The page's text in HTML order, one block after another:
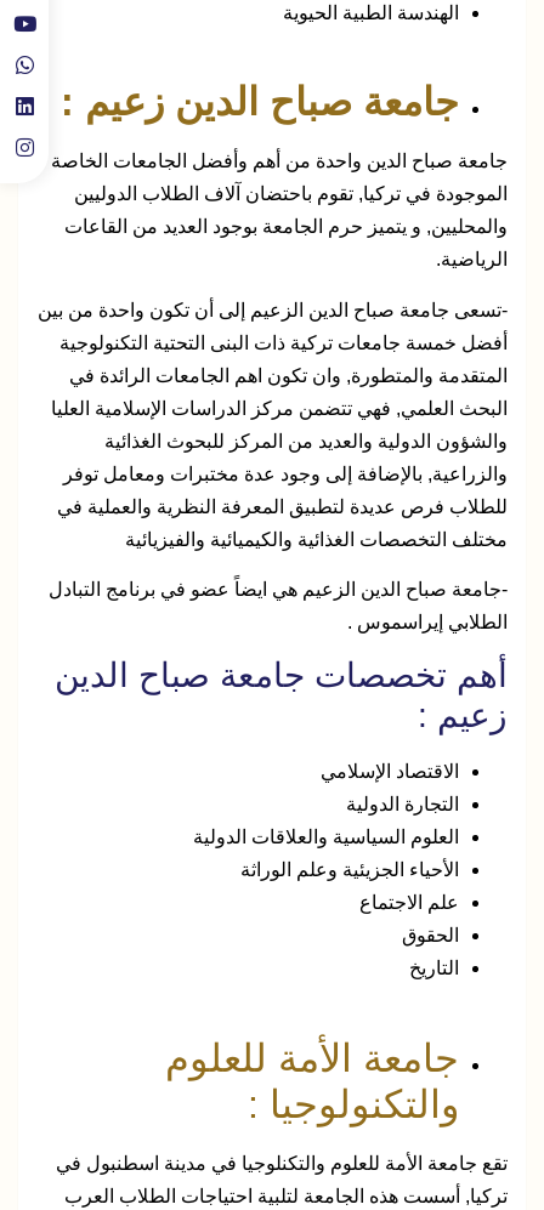
الهندسة الطبية الحيوية
جامعة صباح الدين زعيم :
جامعة صباح الدين واحدة من أهم وأفضل الجامعات الخاصة
الموجودة في تركيا, تقوم باحتضان آلاف الطلاب الدوليين
والمحليين, و يتميز حرم الجامعة بوجود العديد من القاعات
الرياضية.
-تسعى جامعة صباح الدين الزعيم إلى أن تكون واحدة من بين
أفضل خمسة جامعات تركية ذات البنى التحتية التكنولوجية
المتقدمة والمتطورة, وان تكون اهم الجامعات الرائدة في
البحث العلمي, فهي تتضمن مركز الدراسات الإسلامية العليا
والشؤون الدولية والعديد من المركز للبحوث الغذائية
والزراعية, بالإضافة إلى وجود عدة مختبرات ومعامل توفر
للطلاب فرص عديدة لتطبيق المعرفة النظرية والعملية في
مختلف التخصصات الغذائية والكيميائية والفيزيائية
-جامعة صباح الدين الزعيم هي ايضاً عضو في برنامج التبادل
الطلابي إيراسموس .
أهم تخصصات جامعة صباح الدين
زعيم :
الاقتصاد الإسلامي
التجارة الدولية
العلوم السياسية والعلاقات الدولية
الأحياء الجزيئية وعلم الوراثة
علم الاجتماع
الحقوق
التاريخ
جامعة الأمة للعلوم
والتكنولوجيا :
تقع جامعة الأمة للعلوم والتكنلوجيا في مدينة اسطنبول في
تركيا, أسست هذه الجامعة لتلبية احتياجات الطلاب العرب